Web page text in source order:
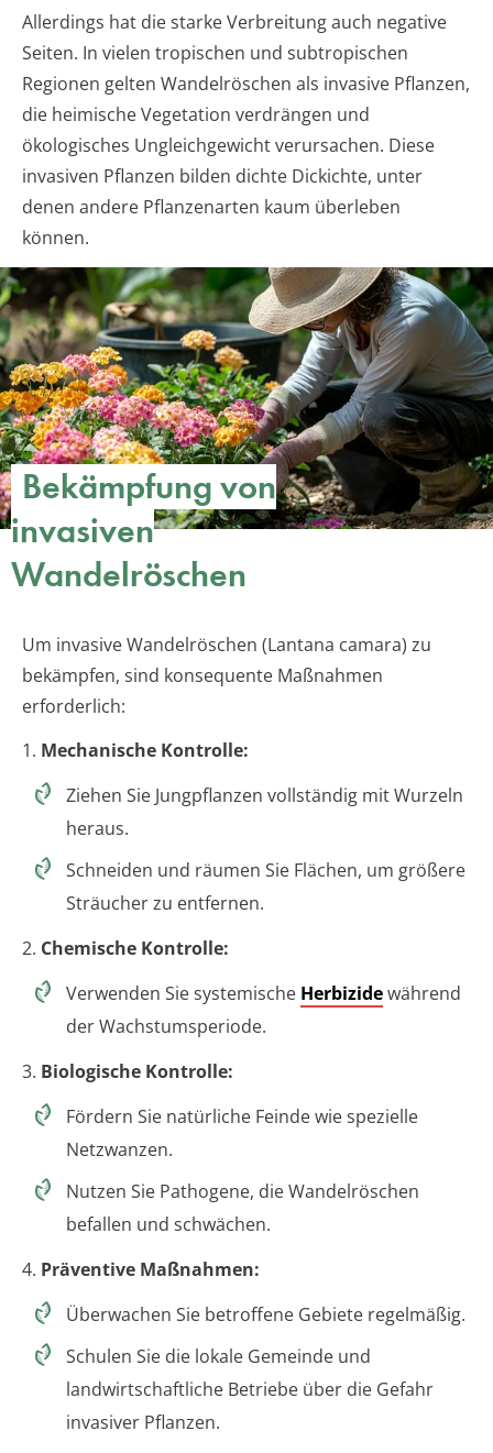
Allerdings hat die starke Verbreitung auch negative
Seiten. In vielen tropischen und subtropischen
Regionen gelten Wandelröschen als invasive Pflanzen,
die heimische Vegetation verdrängen und
ökologisches Ungleichgewicht verursachen. Diese
invasiven Pflanzen bilden dichte Dickichte, unter
denen andere Pflanzenarten kaum überleben
können.
Bekämpfung von
invasiven
Wandelröschen
Um invasive Wandelröschen (Lantana camara) zu
bekämpfen, sind konsequente Maßnahmen
erforderlich:
1. Mechanische Kontrolle:
Ziehen Sie Jungpflanzen vollständig mit Wurzeln
heraus.
Schneiden und räumen Sie Flächen, um größere
Sträucher zu entfernen.
2. Chemische Kontrolle:
Verwenden Sie systemische Herbizidewährend
der Wachstumsperiode.
3. Biologische Kontrolle:
Fördern Sie natürliche Feinde wie spezielle
Netzwanzen.
Nutzen Sie Pathogene, die Wandelröschen
befallen und schwächen.
4. Präventive Maßnahmen:
Überwachen Sie betroffene Gebiete regelmäßig.
Schulen Sie die lokale Gemeinde und
landwirtschaftliche Betriebe über die Gefahr
invasiver Pflanzen.